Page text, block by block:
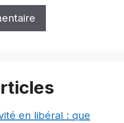
en libéral : que